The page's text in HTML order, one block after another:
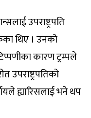
उपराष्ट्रपति
थिए । उनको
कारण ट्रम्पले
उपराष्ट्रपतिको
ह्यारिसलाई भने थप